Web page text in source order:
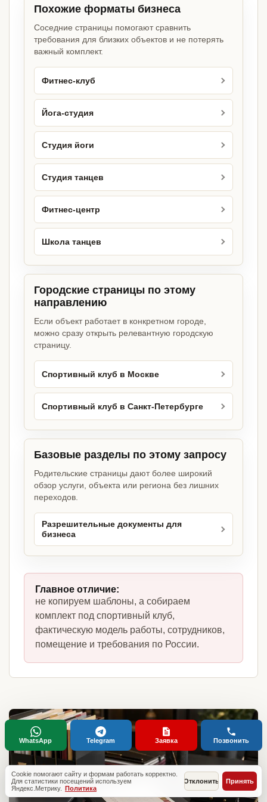
Похожие форматы бизнеса
Соседние страницы помогают сравнить
требования для близких объектов и не потерять
важный комплект.
Фитнес-клуб
Йога-студия
Студия йоги
Студия танцев
Фитнес-центр
Школа танцев
Городские страницы по этому
направлению
Если объект работает в конкретном городе,
можно сразу открыть релевантную городскую
страницу.
Спортивный клуб в Москве
Спортивный клуб в Санкт-Петербурге
Базовые разделы по этому запросу
Родительские страницы дают более широкий
обзор услуги, объекта или региона без лишних
переходов.
Разрешительные документы для
бизнеса
Главное отличие:
не копируем шаблоны, а собираем
комплект под спортивный клуб,
фактическую модель работы, сотрудников,
помещение и требования по России.
Cookie помогают сайту и формам работать корректно.
Для статистики посещений используем
Яндекс.Метрику. Политика
Отклонить Принять
WhatsApp Telegram Заявка Позвонить